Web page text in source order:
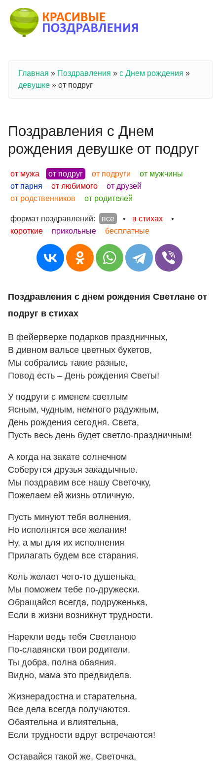
Вы здесь
Главная » Поздравления » с Днем рождения »
девушке » от подруг
Поздравления с Днем
рождения девушке от подруг
от мужа от подруг от подруги
от мужчины
от парня
от любимого
от друзей
от родственников
от родителей
формат поздравлений: все • в стихах
•
короткие
прикольные бесплатные
Поздравления с днем рождения Светлане от
подруг в стихах
В фейерверке подарков праздничных,
В дивном вальсе цветных букетов,
Мы собрались такие разные,
Повод есть – День рождения Светы!
У подруги с именем светлым
Ясным, чудным, немного радужным,
День рождения сегодня. Света,
Пусть весь день будет светло-праздничным!
А когда на закате солнечном
Соберутся друзья закадычные.
Мы поздравим все нашу Светочку,
Пожелаем ей жизнь отличную.
Пусть минуют тебя волнения,
Но исполнятся все желания!
Ну, а мы для их исполнения
Прилагать будем все старания.
Коль желает чего-то душенька,
Мы поможем тебе по-дружески.
Обращайся всегда, подруженька,
Если в жизни возникнут трудности.
Нарекли ведь тебя Светланою
По-славянски твои родители.
Ты добра, полна обаяния.
Видно, мама это предвидела.
Жизнерадостна и старательна,
Все дела всегда получаются.
Обаятельна и влиятельна,
Если трудности вдруг встречаются!
Оставайся такой же, Светочка,